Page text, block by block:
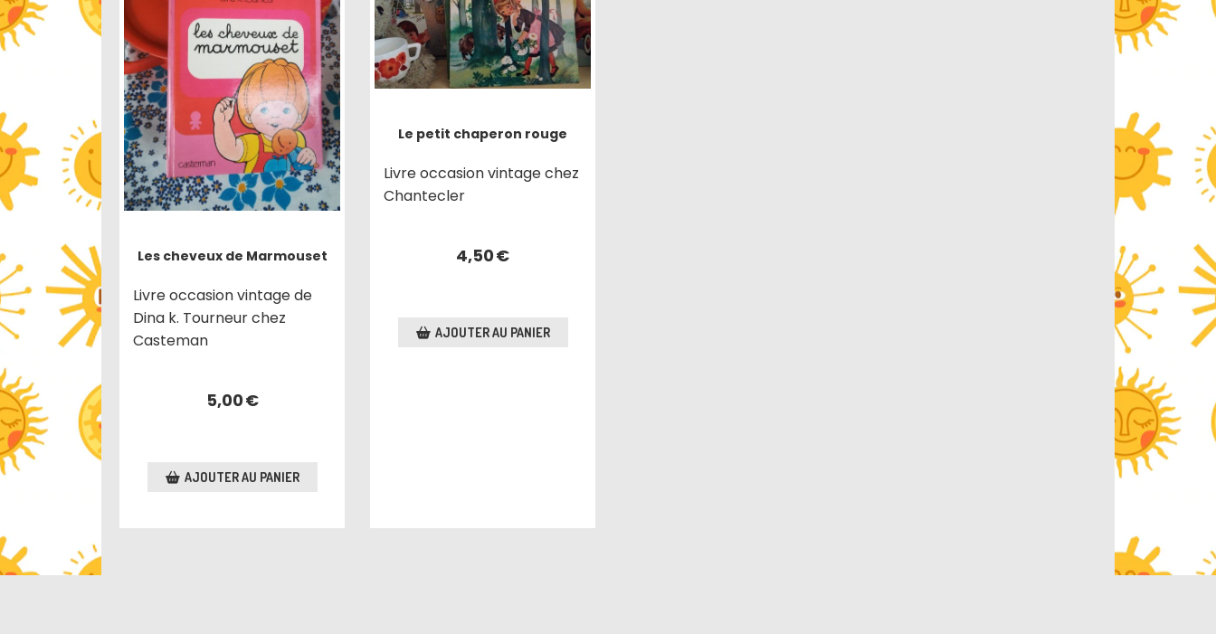
Les cheveux de Marmouset
Livre occasion vintage de
Dina k. Tourneur chez
Casteman
5,00€
AJOUTER AU PANIER
Le petit chaperon rouge
Livre occasion vintage chez
Chantecler
4,50€
AJOUTER AU PANIER